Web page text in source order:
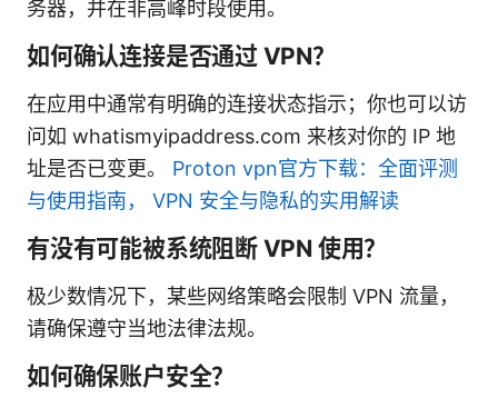
务器，并在非高峰时段使用。
如何确认连接是否通过 VPN？
在应用中通常有明确的连接状态指示；你也可以访
问如 whatismyipaddress.com 来核对你的 IP 地
址是否已变更。 Proton vpn官方下载：全面评测
与使用指南， VPN 安全与隐私的实用解读
有没有可能被系统阻断 VPN 使用？
极少数情况下，某些网络策略会限制 VPN 流量，
请确保遵守当地法律法规。
如何确保账户安全？